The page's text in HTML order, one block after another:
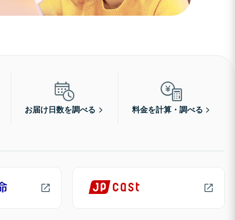
お届け日数を調べる 料金を計算・調べる